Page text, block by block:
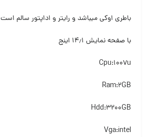
باطری اوکی میباشد و رایتر و اداپتور سالم است
با صفحه نمایش ۱۴٫۱ اینج
Cpu:1007u
Ram:2GB
Hdd:3200GB
Vga:intel